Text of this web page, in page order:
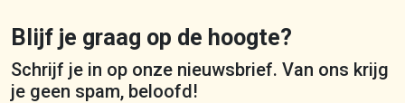
Blijf je graag op de hoogte?
Schrijf je in op onze nieuwsbrief. Van ons krijg
je geen spam, beloofd!